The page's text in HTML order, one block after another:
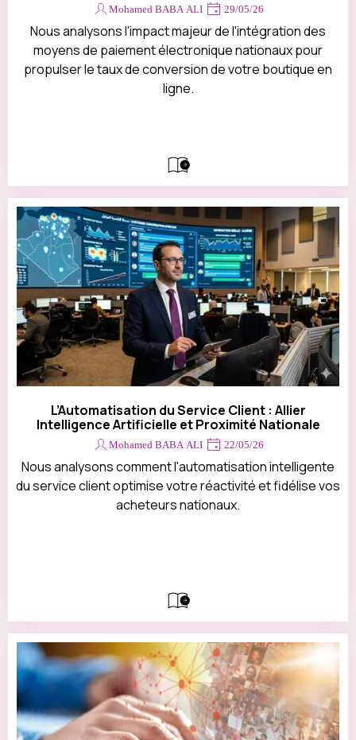
Mohamed BABA ALI 29/05/26
Nous analysons l'impact majeur de l'intégration des
moyens de paiement électronique nationaux pour
propulser le taux de conversion de votre boutique en
ligne.
L’Automatisation du Service Client : Allier
Intelligence Artificielle et Proximité Nationale
Mohamed BABA ALI 22/05/26
Nous analysons comment l'automatisation intelligente
du service client optimise votre réactivité et fidélise vos
acheteurs nationaux.